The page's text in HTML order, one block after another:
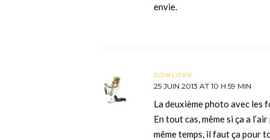
envie.
DONLOPE
25 JUIN 2013 AT 10 H 59 MIN
La deuxième photo avec les
En tout cas, même si ça a
même temps, il faut ça pour